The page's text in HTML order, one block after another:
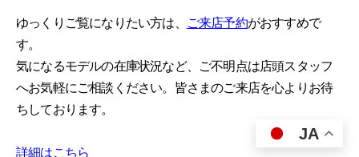
ゆっくりご覧になりたい方は、 ご来店予約がおすすめで
す。
気になるモデルの在庫状況など、ご不明点は店頭スタッフ
へお気軽にご相談ください。皆さまのご来店を心よりお待
ちしております。
詳細はこちら
JA